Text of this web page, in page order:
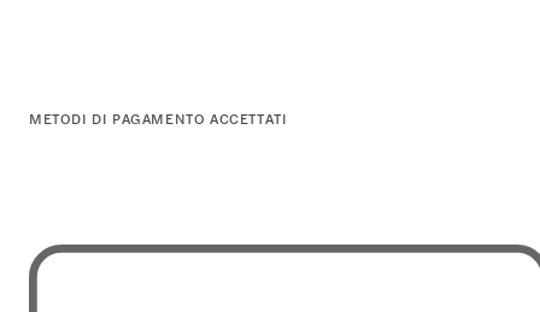
METODI DI PAGAMENTO ACCETTATI